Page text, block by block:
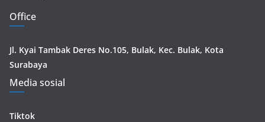
Office
Jl. Kyai Tambak Deres No.105, Bulak, Kec. Bulak, Kota
Surabaya
Media sosial
Tiktok